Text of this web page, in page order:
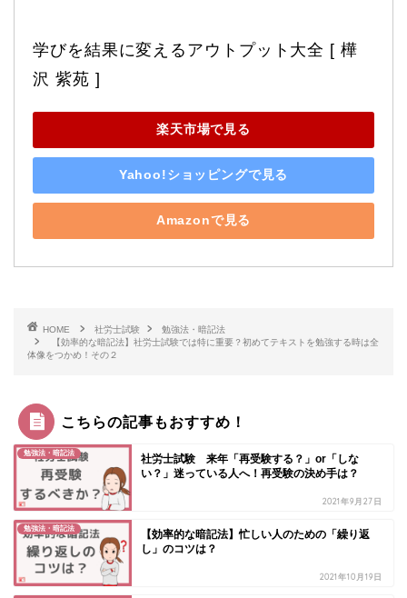
学びを結果に変えるアウトプット大全 [ 樺
沢 紫苑 ]
楽天市場で見る
Yahoo!ショッピングで見る
Amazonで見る
HOME 社労士試験
勉強法・暗記法
【効率的な暗記法】社労士試験では特に重要？初めてテキストを勉強する時は全
体像をつかめ！その２
こちらの記事もおすすめ！
勉強法・暗記法
社労士試験 来年「再受験する？」or「しな
い？」迷っている人へ！再受験の決め手は？
2021年9月27日
勉強法・暗記法
【効率的な暗記法】忙しい人のための「繰り返
し」のコツは？
2021年10月19日